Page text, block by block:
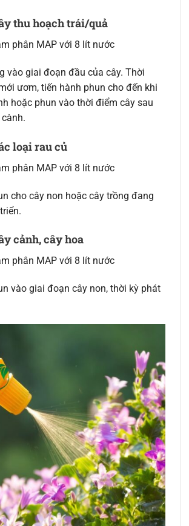
thu hoạch trái/quả
phân MAP với 8 lít nước
vào giai đoạn đầu của cây. Thời
ươm, tiến hành phun cho đến khi
hoặc phun vào thời điểm cây sau
loại rau củ
phân MAP với 8 lít nước
cho cây non hoặc cây trồng đang
cảnh, cây hoa
phân MAP với 8 lít nước
vào giai đoạn cây non, thời kỳ phát